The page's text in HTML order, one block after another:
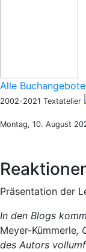
Alle Buchangebote
2002-2021 Textatelier
Montag, 10. August
Präsentation der
In den Blogs
Meyer-Kümmerle,
des Autors